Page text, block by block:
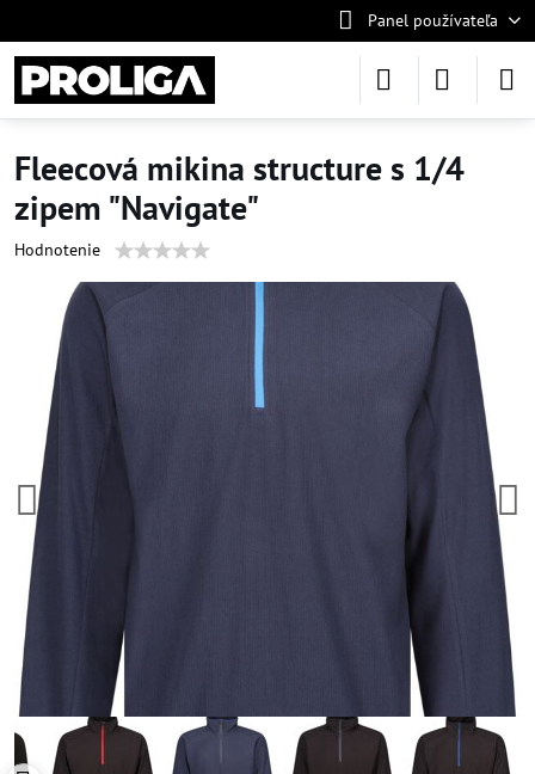
Panel používateľa
Fleecová mikina structure s 1/4
zipem "Navigate"
Hodnotenie